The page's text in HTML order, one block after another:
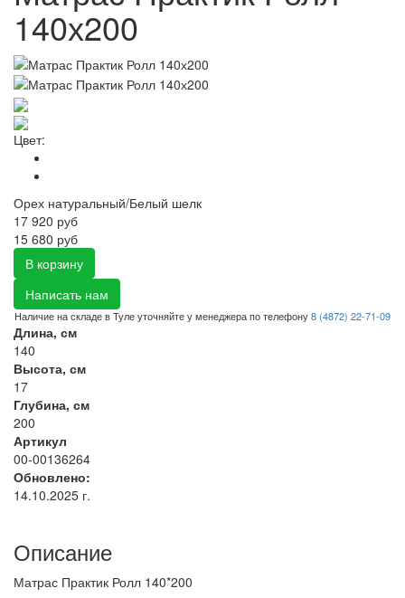
140х200
Цвет:
Орех натуральный/Белый шелк
17 920 руб
15 680 руб
В корзину
Написать нам
Наличие на складе в Туле уточняйте у менеджера по телефону8 (4872) 22-71-09
Длина, см
140
Высота, см
17
Глубина, см
200
Артикул
00-00136264
Обновлено:
14.10.2025 г.
Описание
Матрас Практик Ролл 140*200